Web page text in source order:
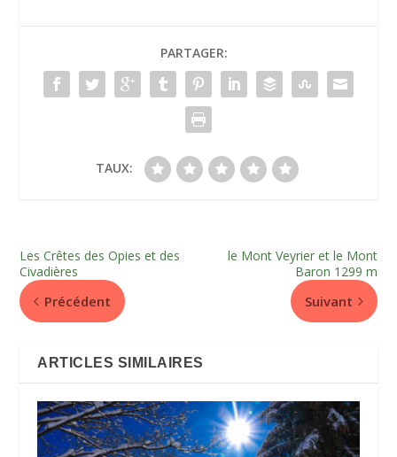
PARTAGER:
TAUX:
Les Crêtes des Opies et des
Civadières
Précédent
le Mont Veyrier et le Mont
Baron 1299 m
Suivant
ARTICLES SIMILAIRES